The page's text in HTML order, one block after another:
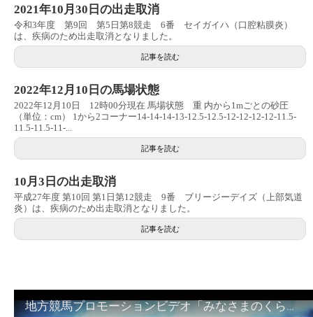
2021年10月30日の出走取消
令和3年度 第9回 第5日第8競走 6番 セイガイハ（口腔粘膜炎）
は、疾病のため出走取消となりました。
記事を読む
2022年12月10日の馬場状態
2022年12月10日 12時00分現在 馬場状態 重 内から1mごとの砂圧
（単位：cm） 1から2コーナー14-14-14-13-12.5-12.5-12-12-12-12-11.5-
11.5-11.5-11-...
記事を読む
10月3日の出走取消
平成27年度 第10回 第1日第12競走 9番 ブリージーデイズ（上部気道
炎）は、疾病のため出走取消となりました。
記事を読む
地方競馬プロモーションビデオ「みなさまのくらしのために」30秒篇｜NAR公式